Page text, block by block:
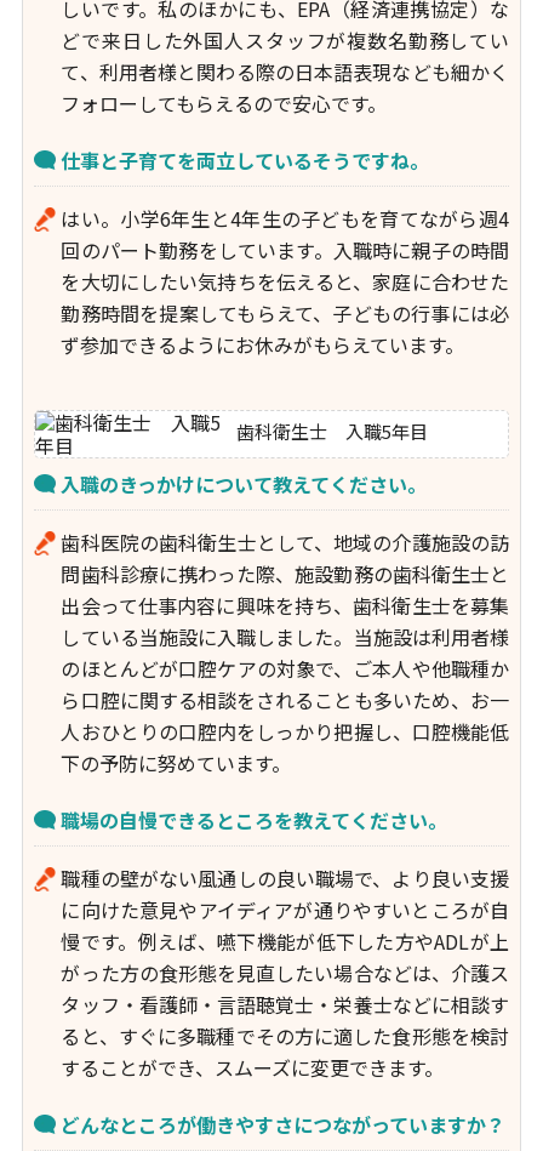
しいです。私のほかにも、EPA（経済連携協定）な
どで来日した外国人スタッフが複数名勤務してい
て、利用者様と関わる際の日本語表現なども細かく
フォローしてもらえるので安心です。
仕事と子育てを両立しているそうですね。
はい。小学6年生と4年生の子どもを育てながら週4
回のパート勤務をしています。入職時に親子の時間
を大切にしたい気持ちを伝えると、家庭に合わせた
勤務時間を提案してもらえて、子どもの行事には必
ず参加できるようにお休みがもらえています。
歯科衛生士 入職5年目
入職のきっかけについて教えてください。
歯科医院の歯科衛生士として、地域の介護施設の訪
問歯科診療に携わった際、施設勤務の歯科衛生士と
出会って仕事内容に興味を持ち、歯科衛生士を募集
している当施設に入職しました。当施設は利用者様
のほとんどが口腔ケアの対象で、ご本人や他職種か
ら口腔に関する相談をされることも多いため、お一
人おひとりの口腔内をしっかり把握し、口腔機能低
下の予防に努めています。
職場の自慢できるところを教えてください。
職種の壁がない風通しの良い職場で、より良い支援
に向けた意見やアイディアが通りやすいところが自
慢です。例えば、嚥下機能が低下した方やADLが上
がった方の食形態を見直したい場合などは、介護ス
タッフ・看護師・言語聴覚士・栄養士などに相談す
ると、すぐに多職種でその方に適した食形態を検討
することができ、スムーズに変更できます。
どんなところが働きやすさにつながっていますか？